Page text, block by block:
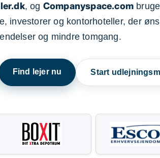
, og Companyspace.com
investorer og kontorhoteller, der
og mindre tomgang.
Find lejer nu Start